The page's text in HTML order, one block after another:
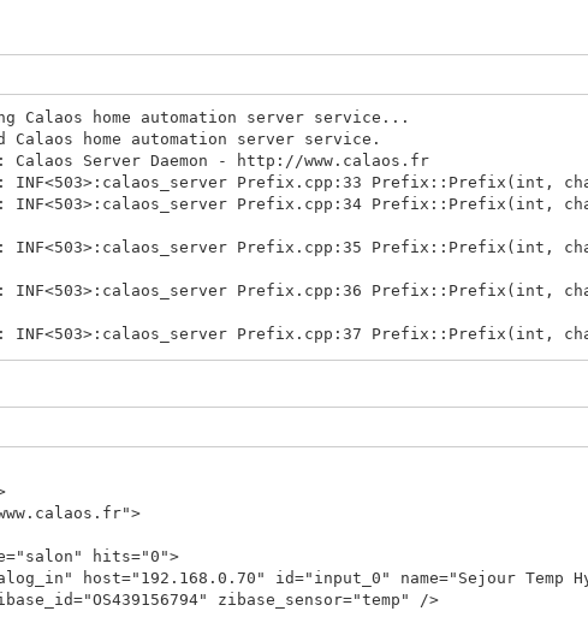
Calaos home automation server service...
home automation server service.
Calaos Server Daemon - http://www.calaos.fr
INF<503>:calaos_server Prefix.cpp:33
INF<503>:calaos_server Prefix.cpp:34 Prefix::Prefix(int,
INF<503>:calaos_server Prefix.cpp:35
INF<503>:calaos_server Prefix.cpp:36 Prefix::Prefix(int,
INF<503>:calaos_server Prefix.cpp:37 Prefix::Prefix(int,
eina_hash.c:1297 eina_hash_iterator_tuple_new()
INF<503>:calaos_server CalaosConfig.cpp:308 void
./IOBase.h:41
INF<503>:calaos_input IO/InputAnalog.cpp:40
IO/IOFactory.cpp:70 Calaos::Input*
hits="0">
id="input_0" name="Sejour Temp
zibase_sensor="temp" />